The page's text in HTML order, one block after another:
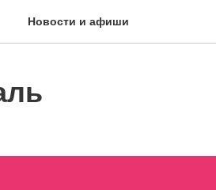
Новости и афиши